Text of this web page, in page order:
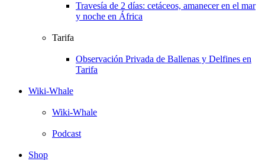
Travesía de 2 días: cetáceos, amanecer en el mar
y noche en África
Tarifa
Observación Privada de Ballenas y Delfines en
Tarifa
Wiki-Whale
Wiki-Whale
Podcast
Shop